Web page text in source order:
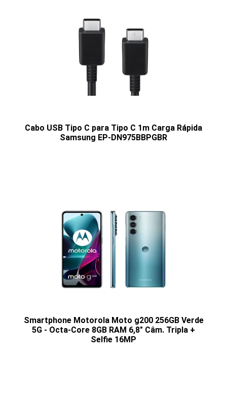
Cabo USB Tipo C para Tipo C 1m Carga Rápida
Samsung EP-DN975BBPGBR
Smartphone Motorola Moto g200 256GB Verde
5G - Octa-Core 8GB RAM 6,8" Câm. Tripla +
Selfie 16MP